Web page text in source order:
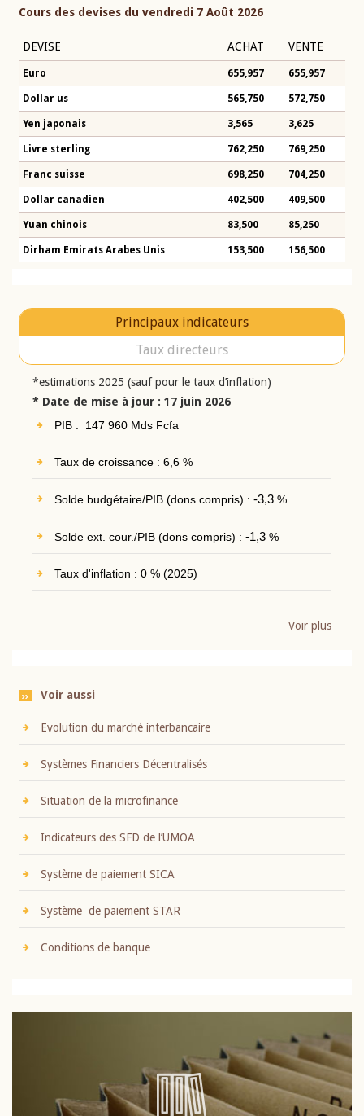
Cours des devises du vendredi 7 Août 2026
DEVISE ACHAT VENTE
Euro 655,957 655,957
Dollar us 565,750 572,750
Yen japonais 3,565 3,625
Livre sterling 762,250 769,250
Franc suisse 698,250 704,250
Dollar canadien 402,500 409,500
Yuan chinois 83,500 85,250
Dirham Emirats Arabes Unis 153,500 156,500
Principaux indicateurs
Taux directeurs
*estimations 2025 (sauf pour le taux d’inflation)
* Date de mise à jour : 17 juin 2026
PIB : 147 960 Mds Fcfa
Taux de croissance : 6,6 %
Solde budgétaire/PIB (dons compris) : -3,3%
Solde ext. cour./PIB (dons compris) : -1,3%
Taux d'inflation : 0 % (2025)
Voir plus
Voir aussi
Evolution du marché interbancaire
Systèmes Financiers Décentralisés
Situation de la microfinance
Indicateurs des SFD de l’UMOA
Système de paiement SICA
Système de paiement STAR
Conditions de banque